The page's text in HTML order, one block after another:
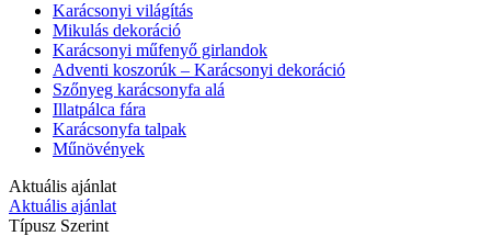
Karácsonyi világítás
Mikulás dekoráció
Karácsonyi műfenyő girlandok
Adventi koszorúk – Karácsonyi dekoráció
Szőnyeg karácsonyfa alá
Illatpálca fára
Karácsonyfa talpak
Műnövények
Aktuális ajánlat
Aktuális ajánlat
Típusz Szerint